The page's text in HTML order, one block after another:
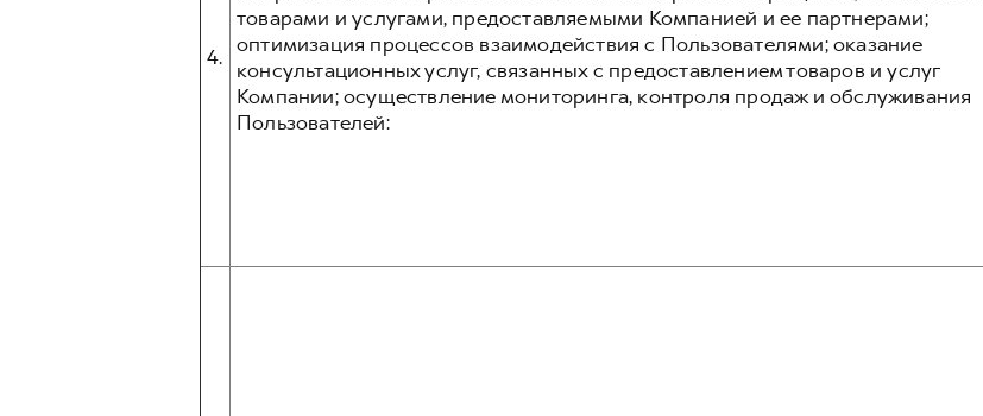
4.
товарами и услугами, предоставляемыми Компанией и ее партнерами;
оптимизация процессов взаимодействия с Пользователями; оказание
консультационных услуг, связанных с предоставлением товаров и услуг
Компании; осуществление мониторинга, контроля продаж и обслуживания
Пользователей: